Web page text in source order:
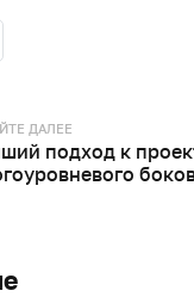
ДАЛЕЕ
подход к